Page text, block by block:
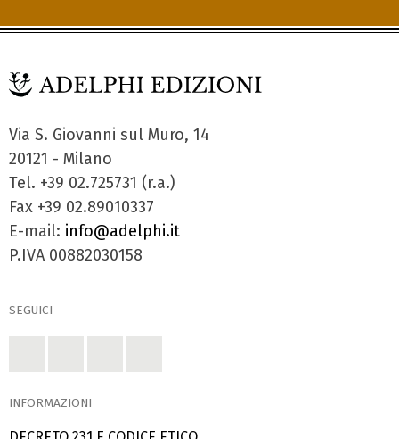
Via S. Giovanni sul Muro, 14
20121 - Milano
Tel. +39 02.725731 (r.a.)
Fax +39 02.89010337
E-mail: info@adelphi.it
P.IVA 00882030158
SEGUICI
INFORMAZIONI